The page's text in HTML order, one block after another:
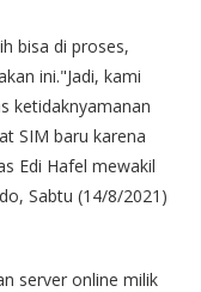
bisa di proses,
ini."Jadi, kami
ketidaknyamanan
SIM baru karena
Edi Hafel mewakil
Sabtu (14/8/2021)
server online milik